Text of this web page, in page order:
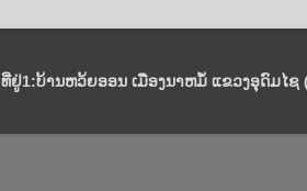
ທີ່ຢູ່1:ບ້ານຫວ້ຍອອນ ເມືອງນາຫມໍ້ ແຂວງອຸດົມໄຊ